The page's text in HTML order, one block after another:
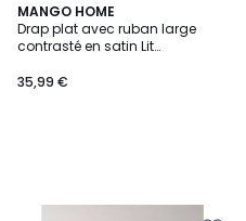
MANGO HOME
Drap plat avec ruban large
contrasté en satin Lit
35,99 €